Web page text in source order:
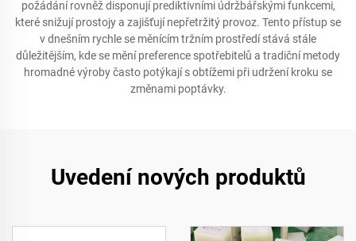
požádání rovněž disponují prediktivními údržbářskými funkcemi,
které snižují prostojy a zajišťují nepřetržitý provoz. Tento přístup se
v dnešním rychle se měnícím tržním prostředí stává stále
důležitějším, kde se mění preference spotřebitelů a tradiční metody
hromadné výroby často potýkají s obtížemi při udržení kroku se
změnami poptávky.
Uvedení nových produktů